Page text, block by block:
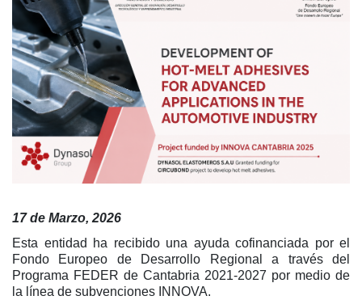
17 de Marzo, 2026
Esta entidad ha recibido una ayuda cofinanciada por el
Fondo Europeo de Desarrollo Regional a través del
Programa FEDER de Cantabria 2021-2027 por medio de
la línea de subvenciones INNOVA.